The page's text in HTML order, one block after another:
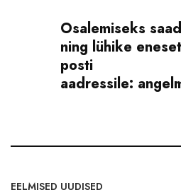
Osalemiseks
ning lühike
posti
aadressile:
EELMISED UUDISED